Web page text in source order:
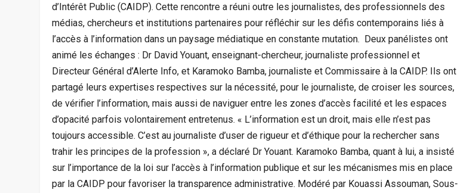
d’Intérêt Public (CAIDP).‎ ‎Cette rencontre a réuni outre les journalistes, des professionnels des
médias, chercheurs et institutions partenaires pour réfléchir sur les défis contemporains liés à
l’accès à l’information dans un paysage médiatique en constante mutation. ‎ ‎Deux panélistes ont
animé les échanges : Dr David Youant, enseignant-chercheur, journaliste professionnel et
Directeur Général d’Alerte Info, et Karamoko Bamba, journaliste et Commissaire à la CAIDP. Ils ont
partagé leurs expertises respectives sur la nécessité, pour le journaliste, de croiser les sources,
de vérifier l’information, mais aussi de naviguer entre les zones d’accès facilité et les espaces
d’opacité parfois volontairement entretenus. « L’information est un droit, mais elle n’est pas
toujours accessible. C’est au journaliste d’user de rigueur et d’éthique pour la rechercher sans
trahir les principes de la profession », a déclaré Dr Youant. Karamoko Bamba, quant à lui, a insisté
sur l’importance de la loi sur l’accès à l’information publique et sur les mécanismes mis en place
par la CAIDP pour favoriser la transparence administrative. Modéré par Kouassi Assouman, Sous-